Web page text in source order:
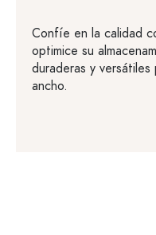
Confíe en la calidad
optimice su
duraderas y
ancho.